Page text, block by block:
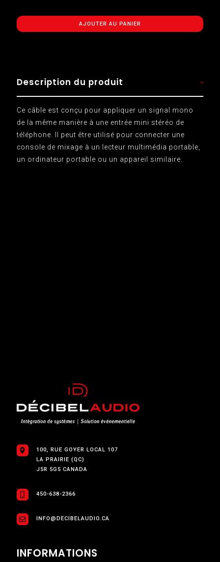
AJOUTER AU PANIER
Description du produit
Ce câble est conçu pour appliquer un signal mono
de la même manière à une entrée mini stéréo de
téléphone. Il peut être utilisé pour connecter une
console de mixage à un lecteur multimédia portable,
un ordinateur portable ou un appareil similaire.
100, RUE GOYER LOCAL 107
LA PRAIRIE (QC)
J5R 5G5 CANADA
450-638-2366
INFO@DECIBELAUDIO.CA
INFORMATIONS